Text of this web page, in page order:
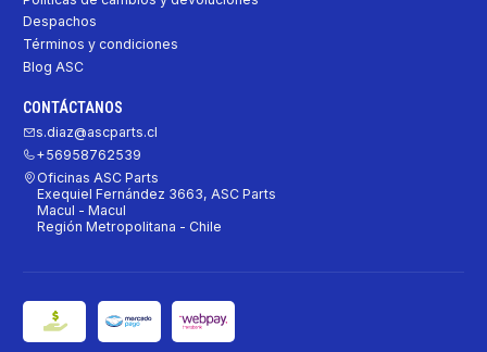
Despachos
Términos y condiciones
Blog ASC
CONTÁCTANOS
s.diaz@ascparts.cl
+56958762539
Oficinas ASC Parts
Exequiel Fernández 3663, ASC Parts
Macul - Macul
Región Metropolitana - Chile